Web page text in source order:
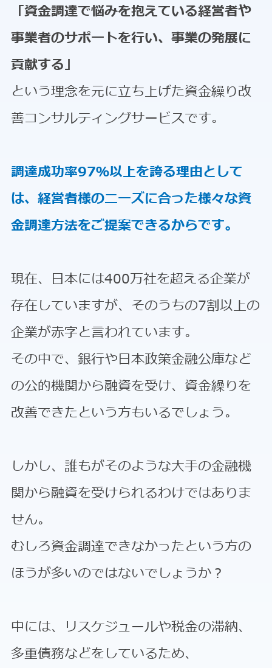
「資金調達で悩みを抱えている経営者や
事業者のサポートを行い、事業の発展に
貢献する」
という理念を元に立ち上げた資金繰り改
善コンサルティングサービスです。
調達成功率97％以上を誇る理由として
は、経営者様のニーズに合った様々な資
金調達方法をご提案できるからです。
現在、日本には400万社を超える企業が
存在していますが、そのうちの7割以上の
企業が赤字と言われています。
その中で、銀行や日本政策金融公庫など
の公的機関から融資を受け、資金繰りを
改善できたという方もいるでしょう。
しかし、誰もがそのような大手の金融機
関から融資を受けられるわけではありま
せん。
むしろ資金調達できなかったという方の
ほうが多いのではないでしょうか？
中には、リスケジュールや税金の滞納、
多重債務などをしているため、